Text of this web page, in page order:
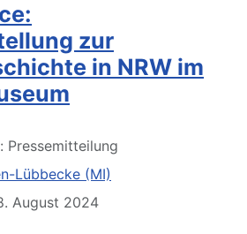
zur
in NRW im
Pressemitteilung
Lübbecke (MI)
August 2024